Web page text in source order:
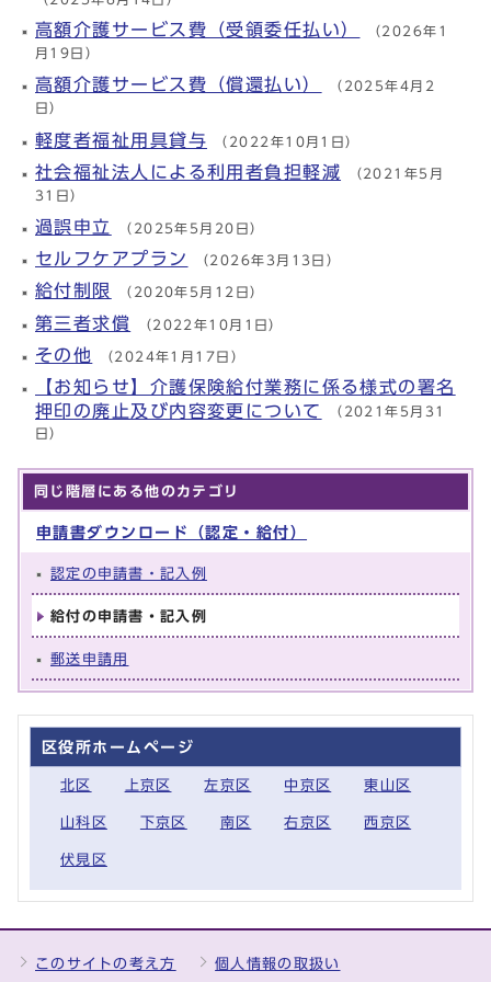
高額介護サービス費（受領委任払い） （2026年1
月19日）
高額介護サービス費（償還払い） （2025年4月2
日）
軽度者福祉用具貸与 （2022年10月1日）
社会福祉法人による利用者負担軽減 （2021年5月
31日）
過誤申立 （2025年5月20日）
セルフケアプラン （2026年3月13日）
給付制限 （2020年5月12日）
第三者求償 （2022年10月1日）
その他 （2024年1月17日）
【お知らせ】介護保険給付業務に係る様式の署名
押印の廃止及び内容変更について （2021年5月31
日）
同じ階層にある他のカテゴリ
申請書ダウンロード（認定・給付）
認定の申請書・記入例
給付の申請書・記入例
郵送申請用
区役所ホームページ
北区 上京区 左京区 中京区 東山区
山科区 下京区 南区 右京区 西京区
伏見区
このサイトの考え方 個人情報の取扱い